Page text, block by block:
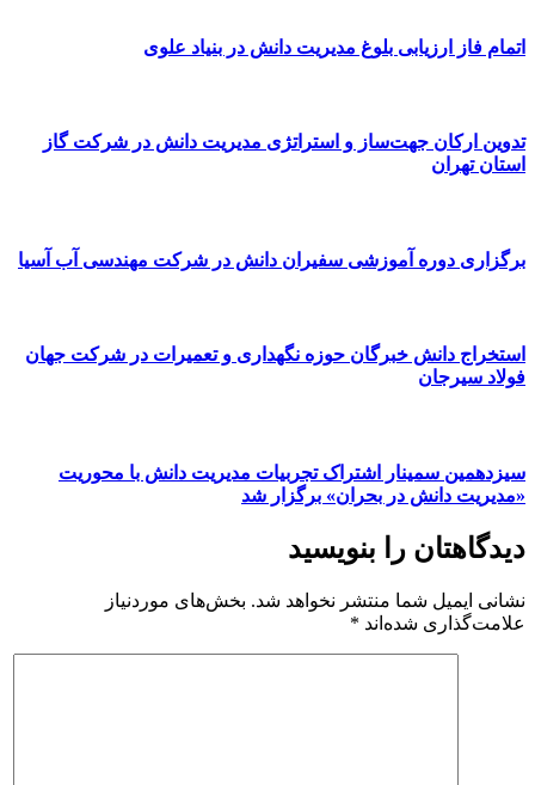
اتمام فاز ارزیابی بلوغ مدیریت دانش در بنیاد علوی
تدوین ارکان جهت‌ساز و استراتژی مدیریت دانش در شرکت گاز
استان تهران
برگزاری دوره آموزشی سفیران دانش در شرکت مهندسی آب آسیا
استخراج دانش خبرگان حوزه نگهداری و تعمیرات در شرکت جهان
فولاد سیرجان
سیزدهمین سمینار اشتراک تجربیات مدیریت دانش با محوریت
«مدیریت دانش در بحران» برگزار شد
دیدگاهتان را بنویسید
نشانی ایمیل شما منتشر نخواهد شد. بخش‌های موردنیاز
علامت‌گذاری شده‌اند *